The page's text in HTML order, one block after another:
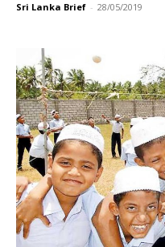
Sri Lanka Brief - 28/05/2019